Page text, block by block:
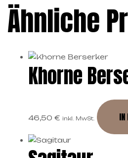
Ähnliche
Khorne
46,50 € inkl. MwSt. IN